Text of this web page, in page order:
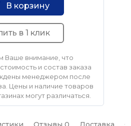
В корзину
в 1 клик
Ваше внимание, что
и состав заказа
менеджером после
Цены и наличие товаров
могут различаться.